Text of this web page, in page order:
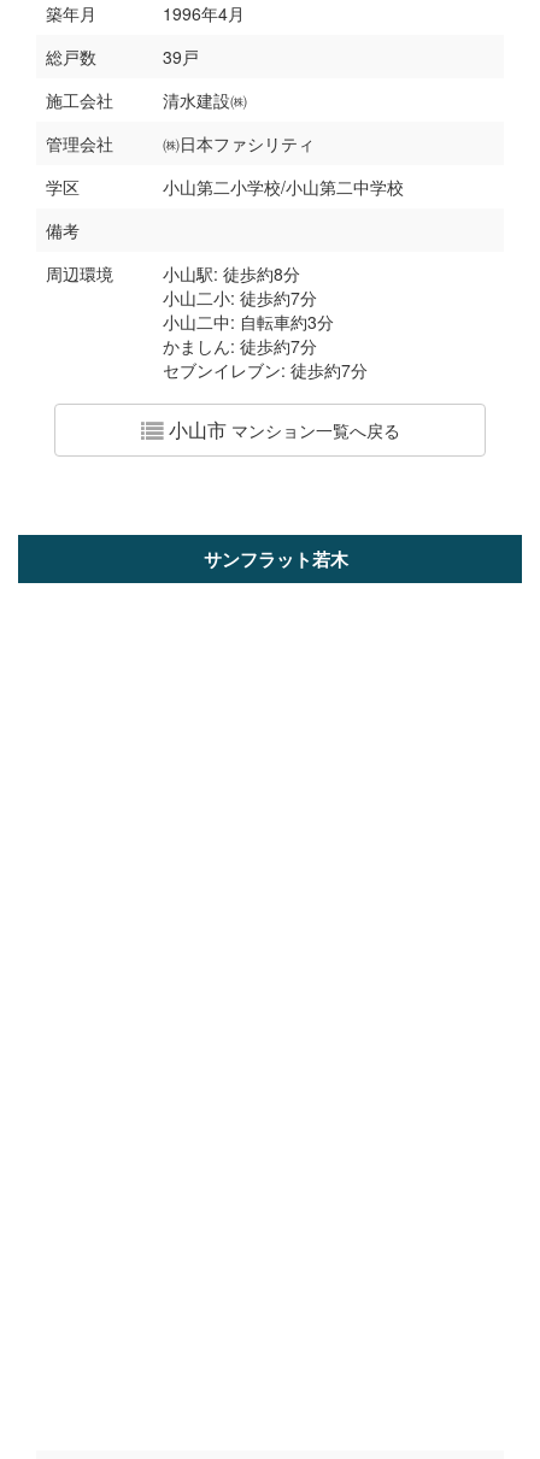
築年月
1996年4月
総戸数
39戸
施工会社
清水建設㈱
管理会社
㈱日本ファシリティ
学区
小山第二小学校/小山第二中学校
備考
周辺環境
小山駅: 徒歩約8分
小山二小: 徒歩約7分
小山二中: 自転車約3分
かましん: 徒歩約7分
セブンイレブン: 徒歩約7分
小山市マンション一覧へ戻る
サンフラット若木